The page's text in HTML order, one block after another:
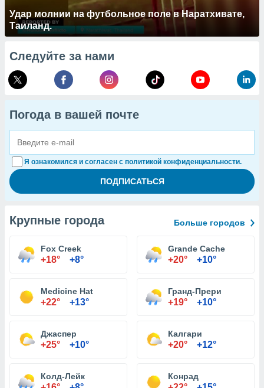
Удар молнии на футбольное поле в Наратхивате,
Таиланд.
Следуйте за нами
Погода в вашей почте
Я ознакомился и согласен с политикой конфиденциальности.
Крупные города Больше городов
Fox Creek
+18° +8°
Grande Cache
+20° +10°
Medicine Hat
+22° +13°
Гранд-Прери
+19° +10°
Джаспер
+25° +10°
Калгари
+20° +12°
Колд-Лейк Конрад